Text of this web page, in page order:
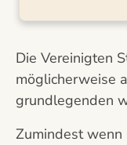
Die Vereinigten
möglicherweise
grundlegenden
Zumindest wenn